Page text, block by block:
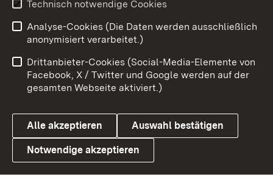
Link zum Landesportal
Benutzungshinweise
Barrierefreiheit
Datenschutz
Cookies
Technisch notwendige Cookies
Analyse-Cookies (Die Daten werden ausschließlich
anonymisiert verarbeitet.)
Drittanbieter-Cookies (Social-Media-Elemente von
Facebook, X / Twitter und Google werden auf der
gesamten Webseite aktiviert.)
Alle akzeptieren Auswahl bestätigen
Notwendige akzeptieren